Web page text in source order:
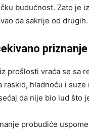
budućnost. Zato je
da sakrije od drugih.
prošlosti vraća se sa
raskid, hladnoću i
da nije bio lud što
probudiće